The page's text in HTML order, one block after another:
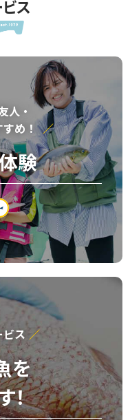
ス
⼈・
め！
験
ビス
を
！